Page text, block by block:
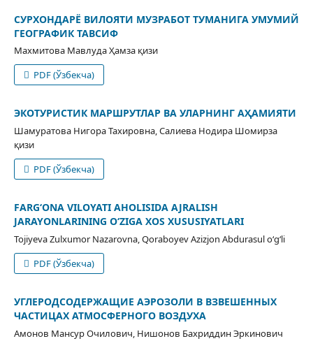
СУРХОНДАРЁ ВИЛОЯТИ МУЗРАБОТ ТУМАНИГА УМУМИЙ
ГЕОГРАФИК ТАВСИФ
Махмитова Мавлуда Ҳамза қизи
PDF (Ўзбекча)
ЭКОТУРИСТИК МАРШРУТЛАР ВА УЛАРНИНГ АҲАМИЯТИ
Шамуратова Нигора Тахировна, Салиева Нодира Шомирза
қизи
PDF (Ўзбекча)
FARG‘ONA VILOYATI AHOLISIDA AJRALISH
JARAYONLARINING O‘ZIGA XOS XUSUSIYATLARI
Tojiyeva Zulxumor Nazarovna, Qoraboyev Azizjon Abdurasul o‘g‘li
PDF (Ўзбекча)
УГЛЕРОДСОДЕРЖАЩИЕ АЭРОЗОЛИ В ВЗВЕШЕННЫХ
ЧАСТИЦАХ АТМОСФЕРНОГО ВОЗДУХА
Амонов Мансур Очилович, Нишонов Бахриддин Эркинович